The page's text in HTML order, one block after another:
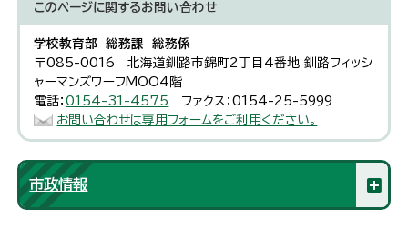
このページに関するお問い合わせ
学校教育部 総務課 総務係
〒085-0016 北海道釧路市錦町2丁目4番地 釧路フィッシ
ャーマンズワーフMOO4階
電話：0154-31-4575
ファクス：0154-25-5999
お問い合わせは専用フォームをご利用ください。
市政情報